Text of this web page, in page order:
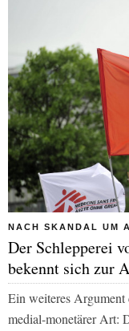
NACH SKANDAL UM
Der Schlepperei
bekennt sich zur
Ein weiteres Argument
medial-monetärer Art: